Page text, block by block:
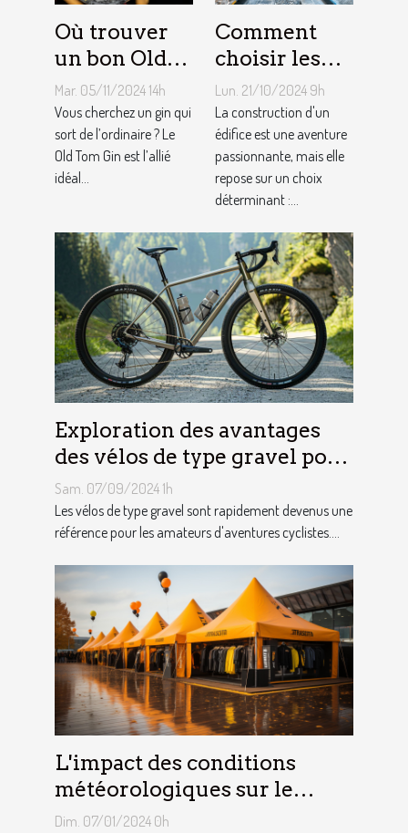
Où trouver
un bon Old
Tom Gin
artisanal ?
Mar. 05/11/2024 14h
Vous cherchez un gin qui
sort de l’ordinaire ? Le
Old Tom Gin est l’allié
idéal...
Comment
choisir les
matériaux de
construction
adaptés à
votre projet
Lun. 21/10/2024 9h
La construction d'un
édifice est une aventure
passionnante, mais elle
repose sur un choix
déterminant :...
Exploration des avantages
des vélos de type gravel pour
les aventuriers
Sam. 07/09/2024 1h
Les vélos de type gravel sont rapidement devenus une
référence pour les amateurs d'aventures cyclistes....
L'impact des conditions
météorologiques sur le
choix des tentes publicitaires
Dim. 07/01/2024 0h